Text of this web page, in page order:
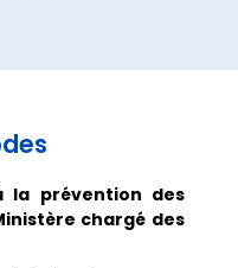
la prévention des
chargé des